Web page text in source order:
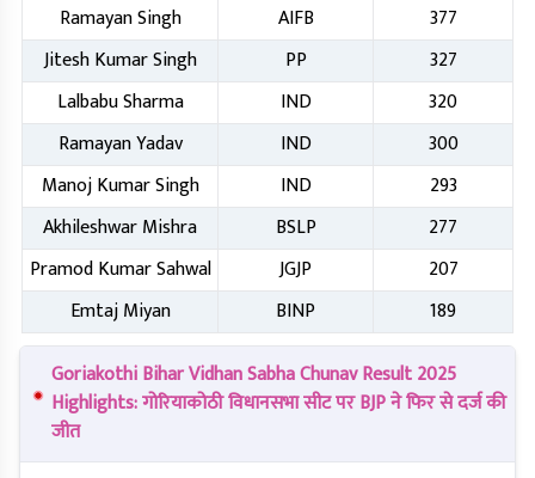
Ramayan Singh
AIFB
377
Jitesh Kumar Singh
PP
327
Lalbabu Sharma
IND
320
Ramayan Yadav
IND
300
Manoj Kumar Singh
IND
293
Akhileshwar Mishra
BSLP
277
Pramod Kumar Sahwal
JGJP
207
Emtaj Miyan
BINP
189
Goriakothi Bihar Vidhan Sabha Chunav Result 2025
Highlights: गोरियाकोठी विधानसभा सीट पर BJP ने फिर से दर्ज की
जीत